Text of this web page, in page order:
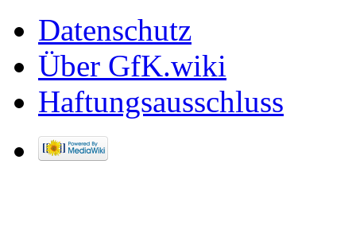
Datenschutz
Über GfK.wiki
Haftungsausschluss